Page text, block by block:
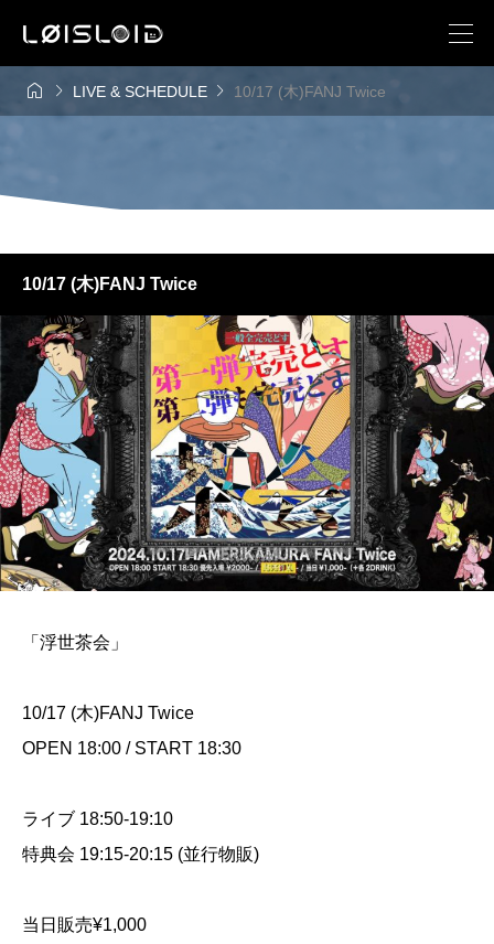
  LIVE & SCHEDULE  10/17 (木)FANJ Twice
10/17 (木)FANJ Twice
「浮世茶会」
10/17 (木)FANJ Twice
OPEN 18:00 / START 18:30
ライブ 18:50-19:10
特典会 19:15-20:15 (並行物販)
当日販売¥1,000